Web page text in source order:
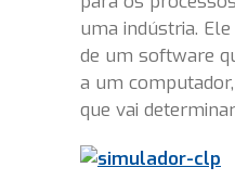
uma indústria.
de um software
a um
que vai